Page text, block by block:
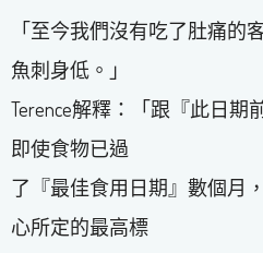
「至今我們沒有吃了肚痛的
魚刺身低。」
Terence解釋：「跟『此日期
即使食物已過
了『最佳食用日期』數個月
心所定的最高標